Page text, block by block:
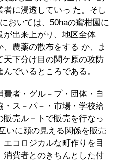
者に浸透していっ た。そし
おいては、50haの蜜柑園に
が出来上がり、地区全体
農薬の散布をする か、ま
天下分け目の関ケ原の攻防
でいるところである。
者・グル－プ・団体・自
・ス－パ－・市場・学校給
売ル－トで販売を行なっ
いに顔の見える関係を販売
コロジカルな町作りを目
消費者とのきちんとした付